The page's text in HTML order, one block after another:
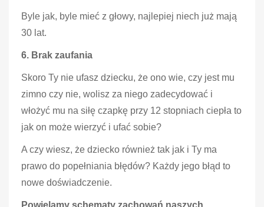
Byle jak, byle mieć z głowy, najlepiej niech już mają
30 lat.
6. Brak zaufania
Skoro Ty nie ufasz dziecku, że ono wie, czy jest mu
zimno czy nie, wolisz za niego zadecydować i
włożyć mu na siłę czapkę przy 12 stopniach ciepła to
jak on może wierzyć i ufać sobie?
A czy wiesz, że dziecko również tak jak i Ty ma
prawo do popełniania błędów? Każdy jego błąd to
nowe doświadczenie.
Powielamy schematy zachowań naszych